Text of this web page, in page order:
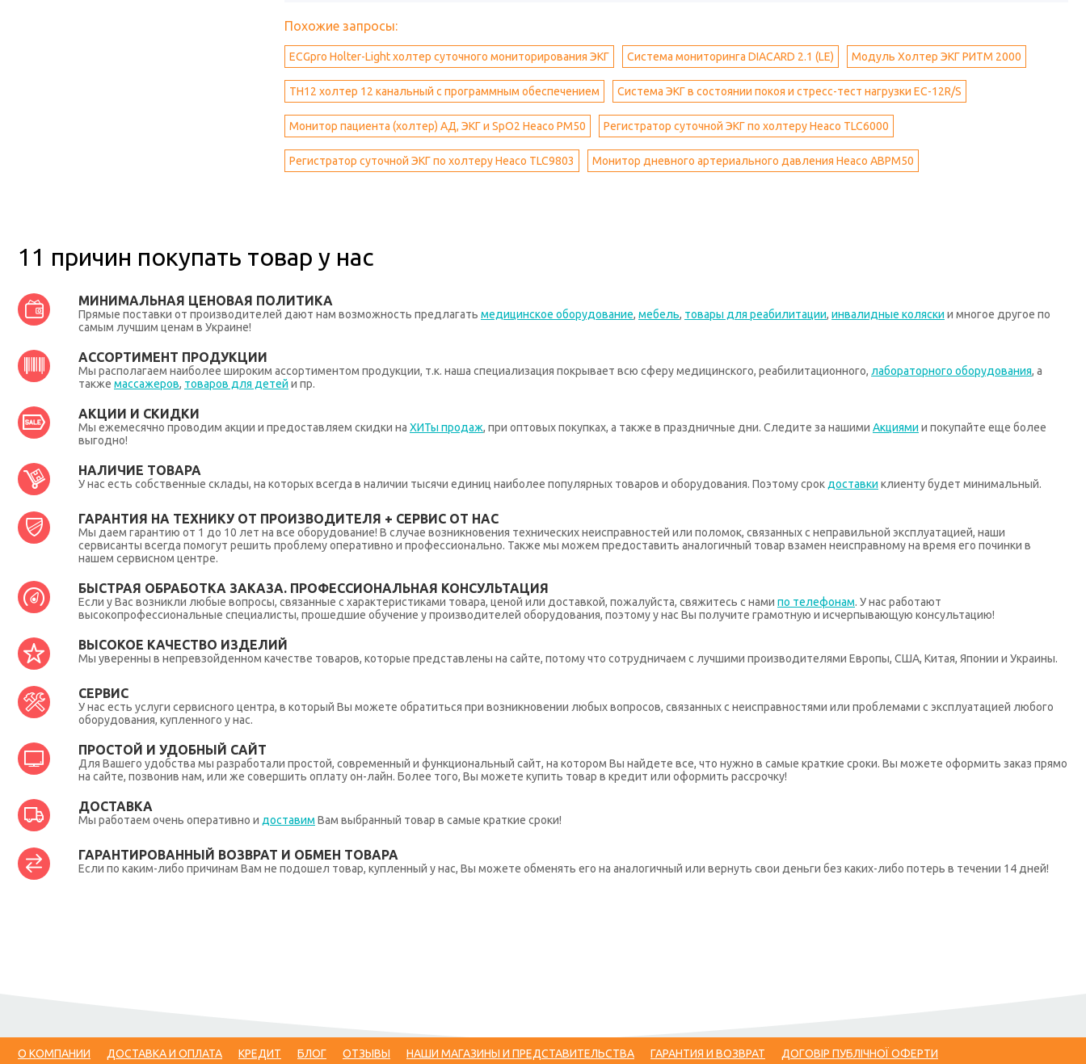
Похожие запросы:
ECGpro Holter-Light холтер суточного мониторирования ЭКГ Система мониторинга DIACARD 2.1 (LE) Модуль Холтер ЭКГ РИТМ 2000
TH12 холтер 12 канальный с программным обеспечением Система ЭКГ в состоянии покоя и стресс-тест нагрузки EC-12R/S
Монитор пациента (холтер) АД, ЭКГ и SpO2 Heaco PM50 Регистратор суточной ЭКГ по холтеру Heaco TLC6000
Регистратор суточной ЭКГ по холтеру Heaco TLC9803 Монитор дневного артериального давления Heaco ABPM50
11 причин покупать товар у нас
МИНИМАЛЬНАЯ ЦЕНОВАЯ ПОЛИТИКА
Прямые поставки от производителей дают нам возможность предлагать медицинское оборудование, мебель, товары для реабилитации, инвалидные коляски и многое другое по
самым лучшим ценам в Украине!
АССОРТИМЕНТ ПРОДУКЦИИ
Мы располагаем наиболее широким ассортиментом продукции, т.к. наша специализация покрывает всю сферу медицинского, реабилитационного, лабораторного оборудования, а
также массажеров, товаров для детей и пр.
АКЦИИ И СКИДКИ
Мы ежемесячно проводим акции и предоставляем скидки на ХИТы продаж, при оптовых покупках, а также в праздничные дни. Следите за нашими Акциями и покупайте еще более
выгодно!
НАЛИЧИЕ ТОВАРА
У нас есть собственные склады, на которых всегда в наличии тысячи единиц наиболее популярных товаров и оборудования. Поэтому срок доставки клиенту будет минимальный.
ГАРАНТИЯ НА ТЕХНИКУ ОТ ПРОИЗВОДИТЕЛЯ + СЕРВИС ОТ НАС
Мы даем гарантию от 1 до 10 лет на все оборудование! В случае возникновения технических неисправностей или поломок, связанных с неправильной эксплуатацией, наши
сервисанты всегда помогут решить проблему оперативно и профессионально. Также мы можем предоставить аналогичный товар взамен неисправному на время его починки в
нашем сервисном центре.
БЫСТРАЯ ОБРАБОТКА ЗАКАЗА. ПРОФЕССИОНАЛЬНАЯ КОНСУЛЬТАЦИЯ
Если у Вас возникли любые вопросы, связанные с характеристиками товара, ценой или доставкой, пожалуйста, свяжитесь с нами по телефонам. У нас работают
высокопрофессиональные специалисты, прошедшие обучение у производителей оборудования, поэтому у нас Вы получите грамотную и исчерпывающую консультацию!
ВЫСОКОЕ КАЧЕСТВО ИЗДЕЛИЙ
Мы уверенны в непревзойденном качестве товаров, которые представлены на сайте, потому что сотрудничаем с лучшими производителями Европы, США, Китая, Японии и Украины.
СЕРВИС
У нас есть услуги сервисного центра, в который Вы можете обратиться при возникновении любых вопросов, связанных с неисправностями или проблемами с эксплуатацией любого
оборудования, купленного у нас.
ПРОСТОЙ И УДОБНЫЙ САЙТ
Для Вашего удобства мы разработали простой, современный и функциональный сайт, на котором Вы найдете все, что нужно в самые краткие сроки. Вы можете оформить заказ прямо
на сайте, позвонив нам, или же совершить оплату он-лайн. Более того, Вы можете купить товар в кредит или оформить рассрочку!
ДОСТАВКА
Мы работаем очень оперативно и доставим Вам выбранный товар в самые краткие сроки!
ГАРАНТИРОВАННЫЙ ВОЗВРАТ И ОБМЕН ТОВАРА
Если по каким-либо причинам Вам не подошел товар, купленный у нас, Вы можете обменять его на аналогичный или вернуть свои деньги без каких-либо потерь в течении 14 дней!
О КОМПАНИИ ДОСТАВКА И ОПЛАТА КРЕДИТ БЛОГ ОТЗЫВЫ НАШИ МАГАЗИНЫ И ПРЕДСТАВИТЕЛЬСТВА ГАРАНТИЯ И ВОЗВРАТ ДОГОВІР ПУБЛІЧНОЇ ОФЕРТИ